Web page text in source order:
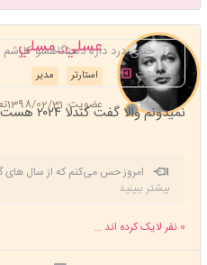
عسلي_مسلي
مدیر استارتر
عضویت: 1398/02/31
خیلی درد داره دستگاهشو
پوستت
نمیدونم والا گفت کندلا ۲۰۲۴ هست دستگاه
امروز حس می‌کنم که از سال های
امیدهای واهی رها شده‌ام. می‌دانم که
بیشتر ببینید
0 نفر لایک کرده اند ...